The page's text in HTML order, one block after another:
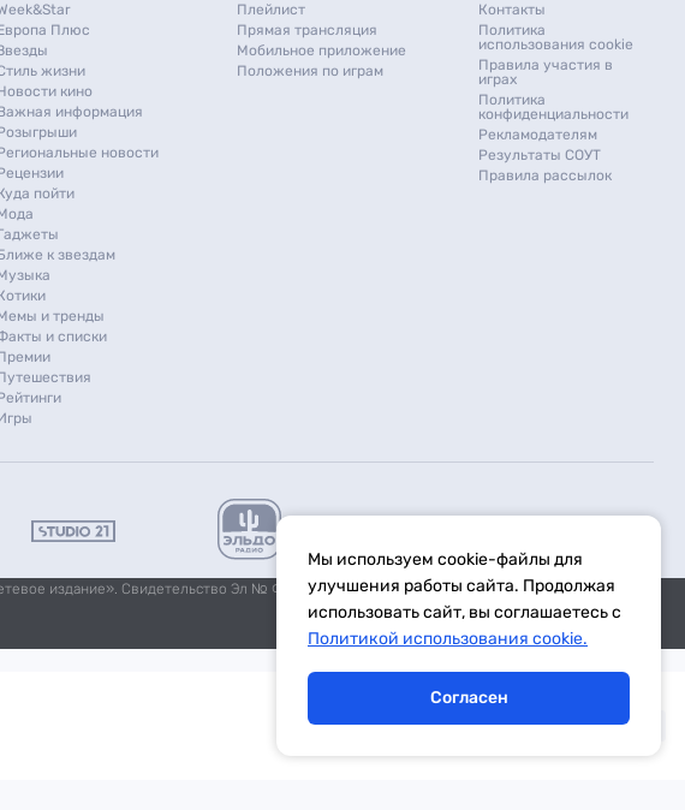
Плюс
жизни
кино
информация
новости
пойти
к звездам
и тренды
и списки
Плейлист
Прямая трансляция
Мобильное приложение
Положения по играм
Контакты
Политика
использования cookie
Правила участия в
играх
Политика
конфиденциальности
Рекламодателям
Результаты СОУТ
Правила рассылок
издание». Свидетельство Эл № ФС77-59972 от 21.11.2014 выдано Федеральной
Мы используем cookie-файлы для
улучшения работы сайта. Продолжая
использовать сайт, вы соглашаетесь с
Политикой использования cookie.
Согласен